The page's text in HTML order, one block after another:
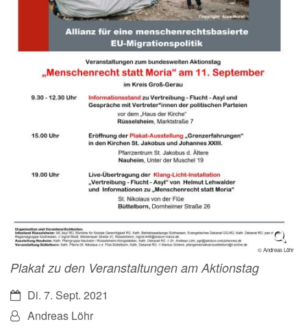
© Andreas Löhr
Plakat zu den Veranstaltungen am Aktionstag
Datum:Di. 7. Sept. 2021
Von:Andreas Löhr